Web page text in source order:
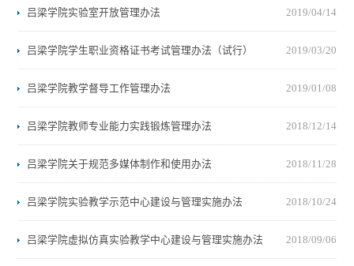
吕梁学院实验室开放管理办法 2019/04/14
吕梁学院学生职业资格证书考试管理办法（试行） 2019/03/20
吕梁学院教学督导工作管理办法 2019/01/08
吕梁学院教师专业能力实践锻炼管理办法 2018/12/14
吕梁学院关于规范多媒体制作和使用办法 2018/11/28
吕梁学院实验教学示范中心建设与管理实施办法 2018/10/24
吕梁学院虚拟仿真实验教学中心建设与管理实施办法 2018/09/06